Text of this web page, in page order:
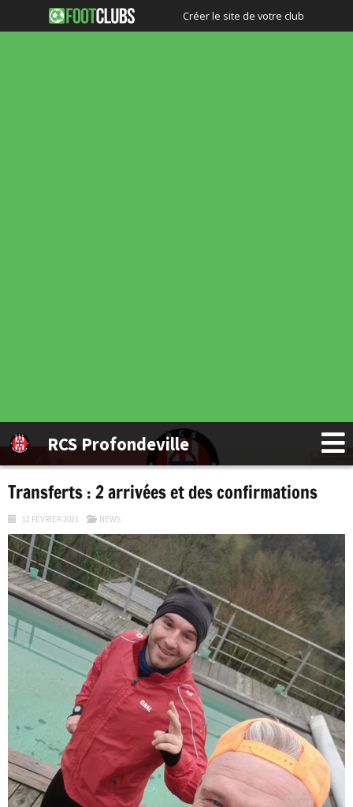
Créer le site de votre club
RCS Profondeville
Transferts : 2 arrivées et des confirmations
12 FÉVRIER 2021 NEWS